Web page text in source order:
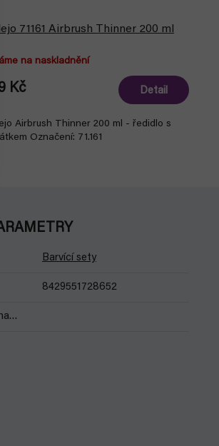
71161 Airbrush Thinner 200 ml
na naskladnění
Kč Detail
Airbrush Thinner 200 ml - ředidlo s
Označení: 71.161
Barvící sety
8429551728652